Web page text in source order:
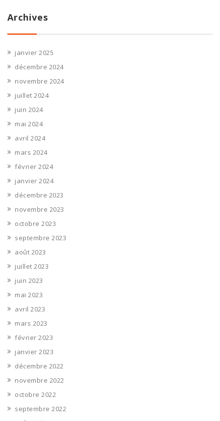
Archives
janvier 2025
décembre 2024
novembre 2024
juillet 2024
juin 2024
mai 2024
avril 2024
mars 2024
février 2024
janvier 2024
décembre 2023
novembre 2023
octobre 2023
septembre 2023
août 2023
juillet 2023
juin 2023
mai 2023
avril 2023
mars 2023
février 2023
janvier 2023
décembre 2022
novembre 2022
octobre 2022
septembre 2022